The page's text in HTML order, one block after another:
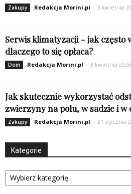
Zakupy Redakcja Morini.pl - 3 kwietnia
Serwis klimatyzacji – jak często
dlaczego to się opłaca?
Dom Redakcja Morini.pl - 3 kwietnia 2026
Jak skutecznie wykorzystać
zwierzyny na polu, w sadzie i w
Zakupy Redakcja Morini.pl - 31 stycznia
Kategorie
Kategorie